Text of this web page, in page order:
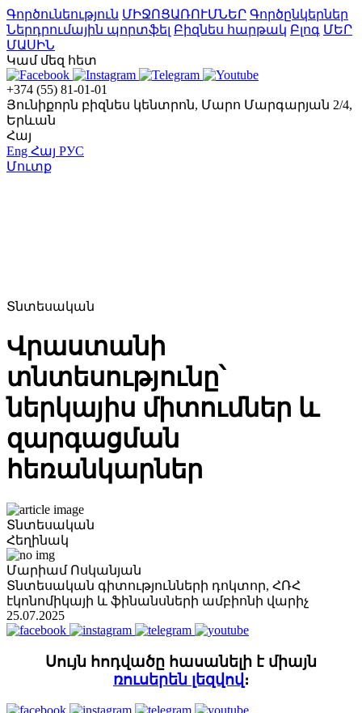
Գործունեություն ՄԻՋՈՑԱՌՈՒՄՆԵՐ Գործընկերներ
Ներդրումային պորտֆել Բիզնես հարթակ Բլոգ ՄԵՐ
ՄԱՍԻՆ
Կամ մեզ հետ
+374 (55) 81-01-01
Յունիքորն բիզնես կենտրոն, Մարո Մարգարյան 2/4,
Երևան
Հայ
Eng Հայ РУС
Մուտք
Տնտեսական
Վրաստանի
տնտեսությունը՝
ներկայիս միտումներ և
զարգացման
հեռանկարներ
Տնտեսական
Հեղինակ
Մարիամ Ոսկանյան
Տնտեսական գիտությունների դոկտոր, ՀՌՀ
էկոնոմիկայի և ֆինանսների ամբիոնի վարիչ
25.07.2025
Սույն հոդվածը հասանելի է միայն
ռուսերեն լեզվով ։